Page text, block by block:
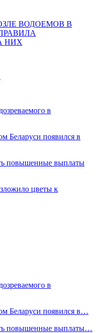
ВОДОЕМОВ В
НИХ
в
Беларуси появился в
повышенные выплаты
цветы к
в
Беларуси появился в…
повышенные выплаты…